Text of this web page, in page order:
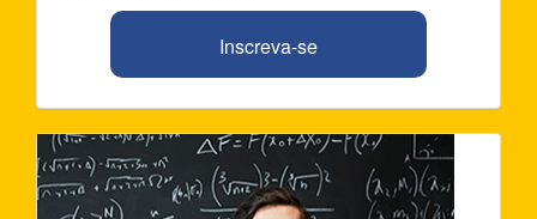
Inscreva-se